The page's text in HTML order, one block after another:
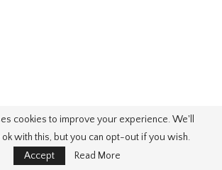
cookies to improve your experience. We'll
with this, but you can opt-out if you wish.
Accept
Read More